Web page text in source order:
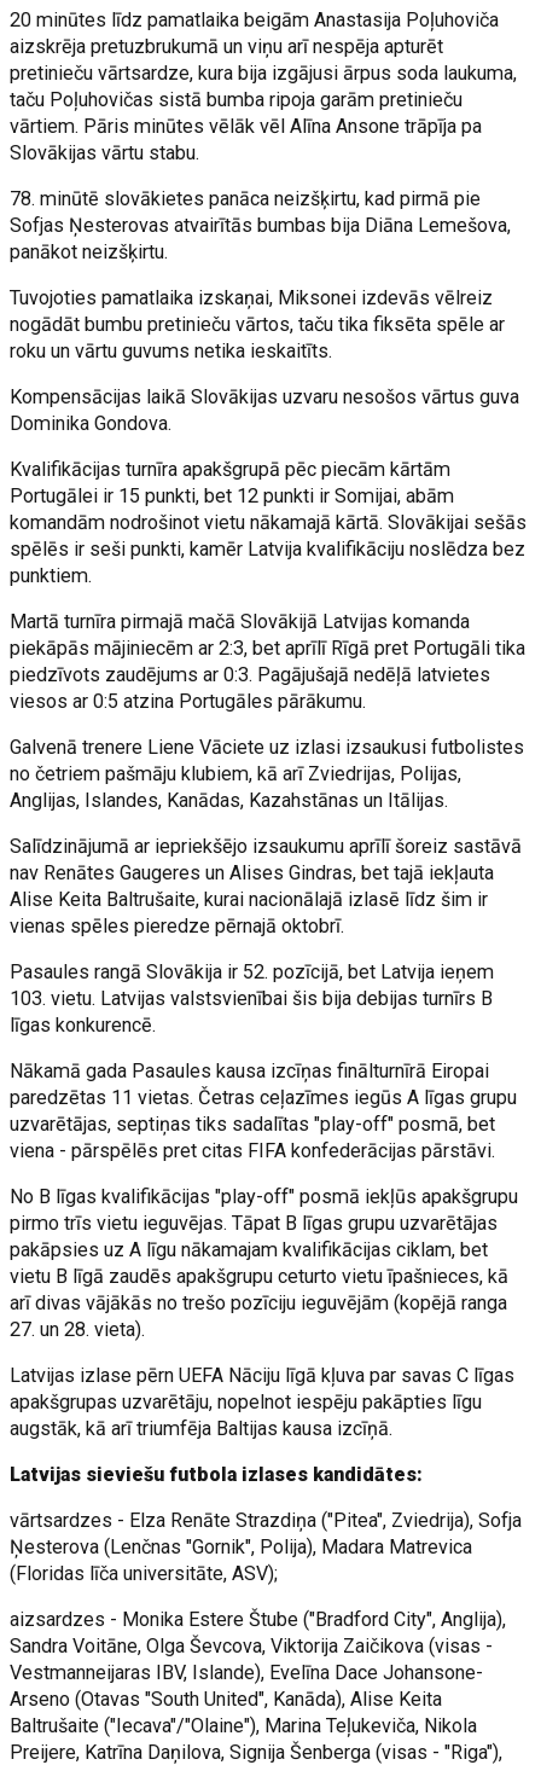
20 minūtes līdz pamatlaika beigām Anastasija Poļuhoviča
aizskrēja pretuzbrukumā un viņu arī nespēja apturēt
pretinieču vārtsardze, kura bija izgājusi ārpus soda laukuma,
taču Poļuhovičas sistā bumba ripoja garām pretinieču
vārtiem. Pāris minūtes vēlāk vēl Alīna Ansone trāpīja pa
Slovākijas vārtu stabu.
78. minūtē slovākietes panāca neizšķirtu, kad pirmā pie
Sofjas Ņesterovas atvairītās bumbas bija Diāna Lemešova,
panākot neizšķirtu.
Tuvojoties pamatlaika izskaņai, Miksonei izdevās vēlreiz
nogādāt bumbu pretinieču vārtos, taču tika fiksēta spēle ar
roku un vārtu guvums netika ieskaitīts.
Kompensācijas laikā Slovākijas uzvaru nesošos vārtus guva
Dominika Gondova.
Kvalifikācijas turnīra apakšgrupā pēc piecām kārtām
Portugālei ir 15 punkti, bet 12 punkti ir Somijai, abām
komandām nodrošinot vietu nākamajā kārtā. Slovākijai sešās
spēlēs ir seši punkti, kamēr Latvija kvalifikāciju noslēdza bez
punktiem.
Martā turnīra pirmajā mačā Slovākijā Latvijas komanda
piekāpās mājiniecēm ar 2:3, bet aprīlī Rīgā pret Portugāli tika
piedzīvots zaudējums ar 0:3. Pagājušajā nedēļā latvietes
viesos ar 0:5 atzina Portugāles pārākumu.
Galvenā trenere Liene Vāciete uz izlasi izsaukusi futbolistes
no četriem pašmāju klubiem, kā arī Zviedrijas, Polijas,
Anglijas, Islandes, Kanādas, Kazahstānas un Itālijas.
Salīdzinājumā ar iepriekšējo izsaukumu aprīlī šoreiz sastāvā
nav Renātes Gaugeres un Alises Gindras, bet tajā iekļauta
Alise Keita Baltrušaite, kurai nacionālajā izlasē līdz šim ir
vienas spēles pieredze pērnajā oktobrī.
Pasaules rangā Slovākija ir 52. pozīcijā, bet Latvija ieņem
103. vietu. Latvijas valstsvienībai šis bija debijas turnīrs B
līgas konkurencē.
Nākamā gada Pasaules kausa izcīņas finālturnīrā Eiropai
paredzētas 11 vietas. Četras ceļazīmes iegūs A līgas grupu
uzvarētājas, septiņas tiks sadalītas "play-off" posmā, bet
viena - pārspēlēs pret citas FIFA konfederācijas pārstāvi.
No B līgas kvalifikācijas "play-off" posmā iekļūs apakšgrupu
pirmo trīs vietu ieguvējas. Tāpat B līgas grupu uzvarētājas
pakāpsies uz A līgu nākamajam kvalifikācijas ciklam, bet
vietu B līgā zaudēs apakšgrupu ceturto vietu īpašnieces, kā
arī divas vājākās no trešo pozīciju ieguvējām (kopējā ranga
27. un 28. vieta).
Latvijas izlase pērn UEFA Nāciju līgā kļuva par savas C līgas
apakšgrupas uzvarētāju, nopelnot iespēju pakāpties līgu
augstāk, kā arī triumfēja Baltijas kausa izcīņā.
Latvijas sieviešu futbola izlases kandidātes:
vārtsardzes - Elza Renāte Strazdiņa ("Pitea", Zviedrija), Sofja
Ņesterova (Lenčnas "Gornik", Polija), Madara Matrevica
(Floridas līča universitāte, ASV);
aizsardzes - Monika Estere Štube ("Bradford City", Anglija),
Sandra Voitāne, Olga Ševcova, Viktorija Zaičikova (visas -
Vestmanneijaras IBV, Islande), Evelīna Dace Johansone-
Arseno (Otavas "South United", Kanāda), Alise Keita
Baltrušaite ("Iecava"/"Olaine"), Marina Teļukeviča, Nikola
Preijere, Katrīna Daņilova, Signija Šenberga (visas - "Riga"),